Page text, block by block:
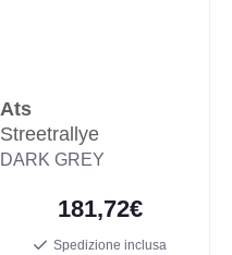
Ats
Streetrallye
DARK GREY
181,72€
Spedizione inclusa